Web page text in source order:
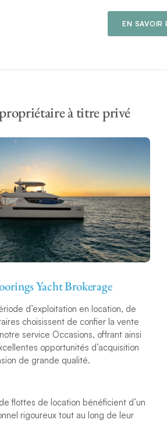
EN SAVOIR
à titre privé
Yacht Brokerage
d’exploitation en location, de
choisissent de confier la vente
service Occasions, offrant ainsi
opportunités d’acquisition
de grande qualité.
flottes de location bénéficient d’un
rigoureux tout au long de leur